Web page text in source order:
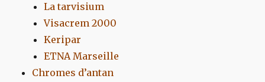
La tarvisium
Visacrem 2000
Keripar
ETNA Marseille
Chromes d’antan